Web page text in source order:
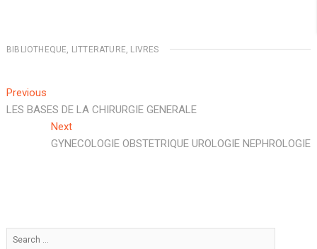
BIBLIOTHEQUE, LITTERATURE, LIVRES
Navigation
de
l’article
PreviousPrevious
post:
LES BASES DE LA CHIRURGIE GENERALE
NextNext
post:
GYNECOLOGIE OBSTETRIQUE UROLOGIE NEPHROLOGIE
Search